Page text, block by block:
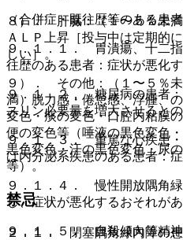
（合併症・既往歴等のある患者
９．１．１． 胃潰瘍、十二
往歴のある患者：症状が悪化
９．１．２． 糖尿病の患者
スリン必要量を増大させると
９．１．３． 重篤な心疾患
は内分泌系疾患のある患者：
９．１．４． 慢性開放隅角
し、症状が悪化するおそれがあ
９．１．５． 自殺傾向等精
８）． 肝臓：（１〜５％未満
ＡＬＰ上昇［投与中は定期的
しい］。
９）． その他：（１〜５％
満）脱力感・倦怠感、浮腫、
変色・痰の変色・口腔内粘膜
便の変色等（唾液の黒色変色
黒色変色・汗の黒色変色・尿
等）。
禁忌
２．１． 閉塞隅角緑内障の